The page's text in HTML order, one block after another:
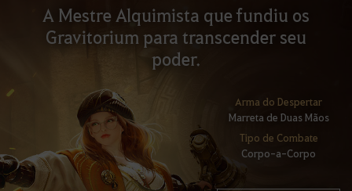
A Mestre Alquimista que fundiu os
Gravitorium para transcender seu
poder.
Arma do Despertar
Marreta de Duas Mãos
Tipo de Combate
Corpo-a-Corpo